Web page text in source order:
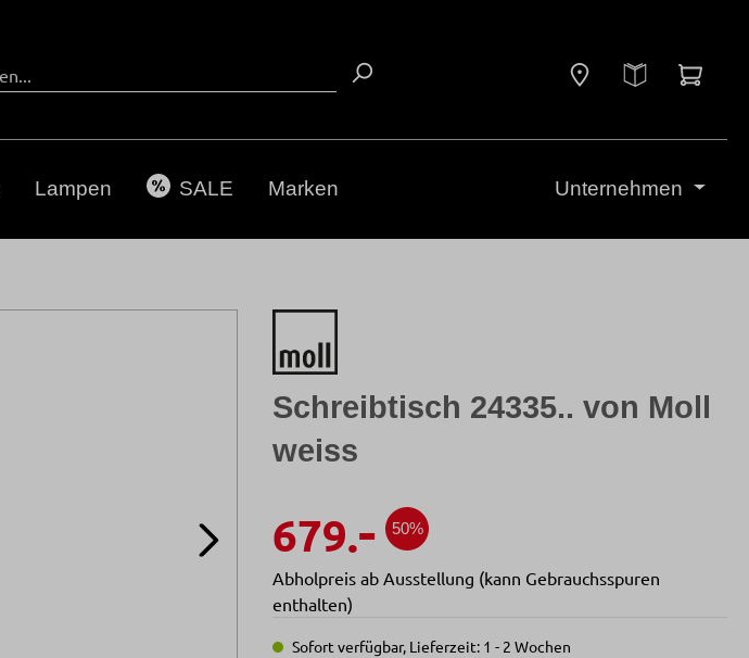
Lampen SALE Marken Unternehmen
Schreibtisch 24335.. von Moll
weiss
679.- 50%
Abholpreis ab Ausstellung (kann Gebrauchsspuren
enthalten)
Sofort verfügbar, Lieferzeit: 1 - 2 Wochen